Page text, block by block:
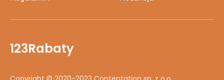
123Rabaty